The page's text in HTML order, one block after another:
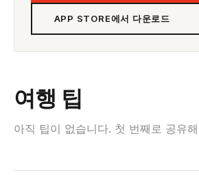
APP STORE에서 다운로드
여행 팁
아직 팁이 없습니다. 첫 번째로 공유